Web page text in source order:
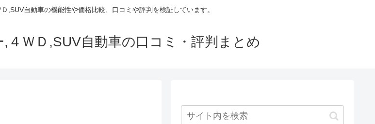
,SUV自動車の機能性や価格比較、口コミや評判を検証しています。
４ＷＤ,SUV自動車の口コミ・評判まとめ